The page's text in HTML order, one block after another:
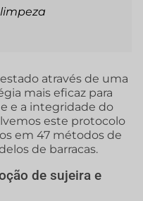
através de uma
mais eficaz para
e a integridade do
este protocolo
em 47 métodos de
de barracas.
de sujeira e